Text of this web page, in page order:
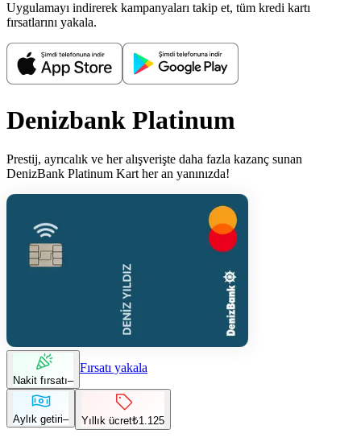
Uygulamayı indirerek kampanyaları takip et, tüm kredi kartı
fırsatlarını yakala.
Denizbank Platinum
Prestij, ayrıcalık ve her alışverişte daha fazla kazanç sunan
DenizBank Platinum Kart her an yanınızda!
Nakit fırsatı–
Fırsatı yakala
Aylık getiri– Yıllık ücret₺1.125